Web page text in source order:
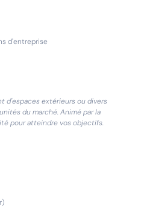
d'entreprise
d'espaces extérieurs ou divers
du marché. Animé par la
pour atteindre vos objectifs.